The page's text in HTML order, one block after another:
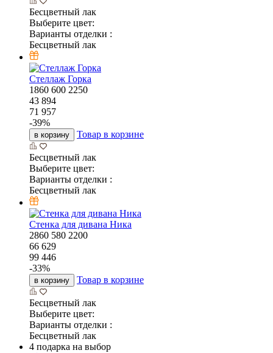
Бесцветный лак
Выберите цвет:
Варианты отделки :
Бесцветный лак
Стеллаж Горка
1860 600 2250
43 894
71 957
-39%
в корзину Товар в корзине
Бесцветный лак
Выберите цвет:
Варианты отделки :
Бесцветный лак
Стенка для дивана Ника
2860 580 2200
66 629
99 446
-33%
в корзину Товар в корзине
Бесцветный лак
Выберите цвет:
Варианты отделки :
Бесцветный лак
4 подарка на выбор